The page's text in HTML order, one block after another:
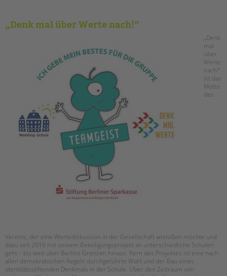
„Denk mal über Werte nach!“
„Denk
mal
über
Werte
nach!“
ist das
Motto
des
Vereins, der eine Wertediskussion in der Gesellschaft anstoßen möchte und
dazu seit 2016 mit seinem Beteiligungsprojekt an unterschiedliche Schulen
geht – bis weit über Berlins Grenzen hinaus. Kern des Projektes ist eine nach
allen demokratischen Regeln durchgeführte Wahl und der Bau eines
identitätsstiftenden Denkmals in der Schule. Über den Zeitraum von